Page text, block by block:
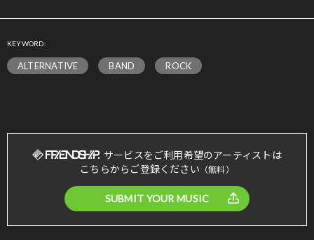
KEYWORD:
ALTERNATIVE BAND ROCK
サービスをご利用希望のアーティストは
こちらからご登録ください （無料）
SUBMIT YOUR MUSIC